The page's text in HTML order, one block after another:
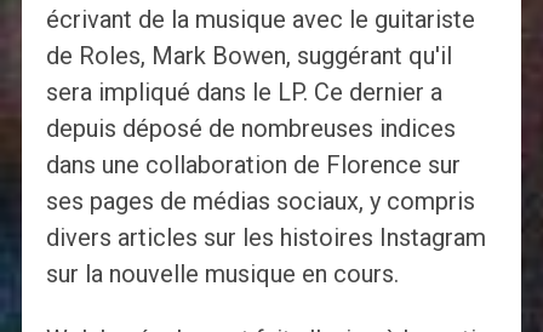
écrivant de la musique avec le guitariste
de Roles, Mark Bowen, suggérant qu'il
sera impliqué dans le LP. Ce dernier a
depuis déposé de nombreuses indices
dans une collaboration de Florence sur
ses pages de médias sociaux, y compris
divers articles sur les histoires Instagram
sur la nouvelle musique en cours.